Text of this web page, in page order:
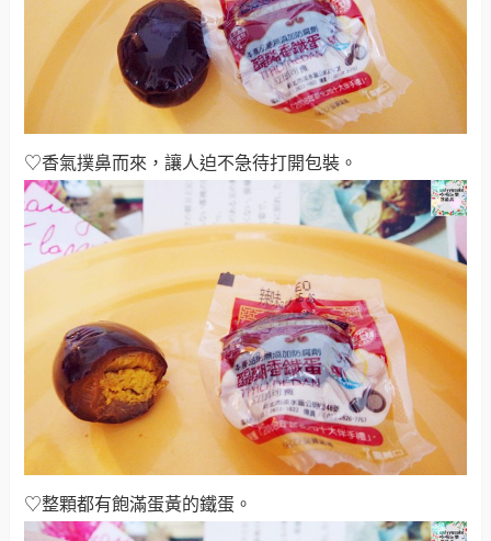
♡香氣撲鼻而來，讓人迫不急待打開包裝 。
♡整顆都有飽滿蛋黃的鐵蛋 。